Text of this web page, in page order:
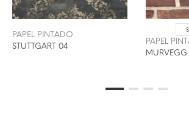
PAPEL PINTADO
STUTTGART 04
PAPEL
MURVEGG